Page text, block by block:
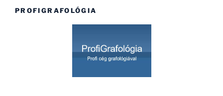
PROFIGRAFOLÓGIA